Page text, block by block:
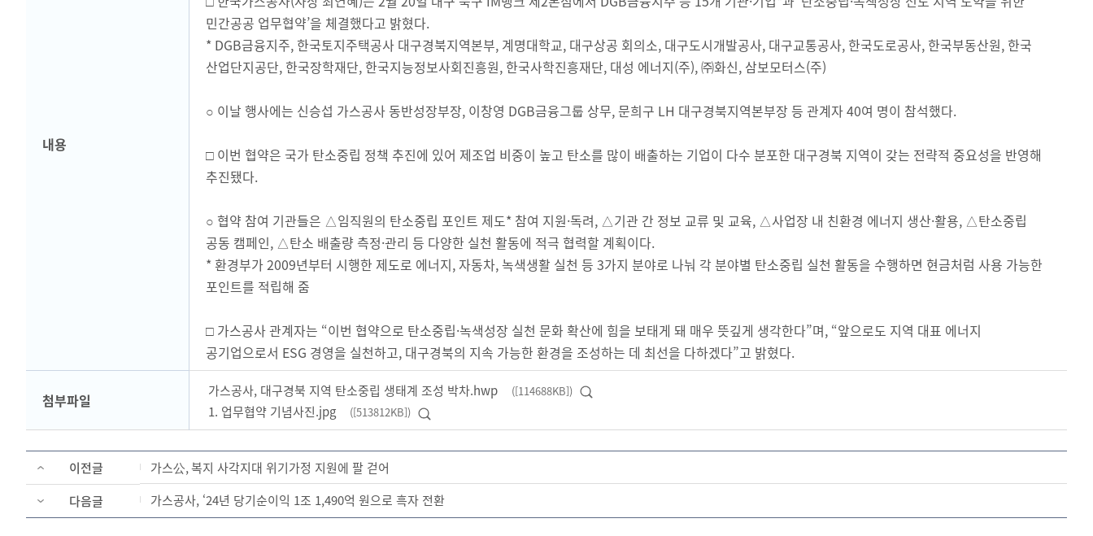
내용
민간공공 업무협약’을 체결했다고 밝혔다.
* DGB금융지주, 한국토지주택공사 대구경북지역본부, 계명대학교, 대구상공 회의소, 대구도시개발공사, 대구교통공사, 한국도로공사, 한국부동산원, 한국
산업단지공단, 한국장학재단, 한국지능정보사회진흥원, 한국사학진흥재단, 대성 에너지(주), ㈜화신, 삼보모터스(주)
○ 이날 행사에는 신승섭 가스공사 동반성장부장, 이창영 DGB금융그룹 상무, 문희구 LH 대구경북지역본부장 등 관계자 40여 명이 참석했다.
□ 이번 협약은 국가 탄소중립 정책 추진에 있어 제조업 비중이 높고 탄소를 많이 배출하는 기업이 다수 분포한 대구경북 지역이 갖는 전략적 중요성을 반영해
추진됐다.
○ 협약 참여 기관들은 △임직원의 탄소중립 포인트 제도* 참여 지원·독려, △기관 간 정보 교류 및 교육, △사업장 내 친환경 에너지 생산·활용, △탄소중립
공동 캠페인, △탄소 배출량 측정·관리 등 다양한 실천 활동에 적극 협력할 계획이다.
* 환경부가 2009년부터 시행한 제도로 에너지, 자동차, 녹색생활 실천 등 3가지 분야로 나눠 각 분야별 탄소중립 실천 활동을 수행하면 현금처럼 사용 가능한
포인트를 적립해 줌
□ 가스공사 관계자는 “이번 협약으로 탄소중립·녹색성장 실천 문화 확산에 힘을 보태게 돼 매우 뜻깊게 생각한다”며, “앞으로도 지역 대표 에너지
공기업으로서 ESG 경영을 실천하고, 대구경북의 지속 가능한 환경을 조성하는 데 최선을 다하겠다”고 밝혔다.
첨부파일 가스공사, 대구경북 지역 탄소중립 생태계 조성 박차.hwp ([114688KB])미리보기
1. 업무협약 기념사진.jpg
([513812KB])미리보기
이전글
가스公, 복지 사각지대 위기가정 지원에 팔 걷어
다음글
가스공사, ‘24년 당기순이익 1조 1,490억 원으로 흑자 전환